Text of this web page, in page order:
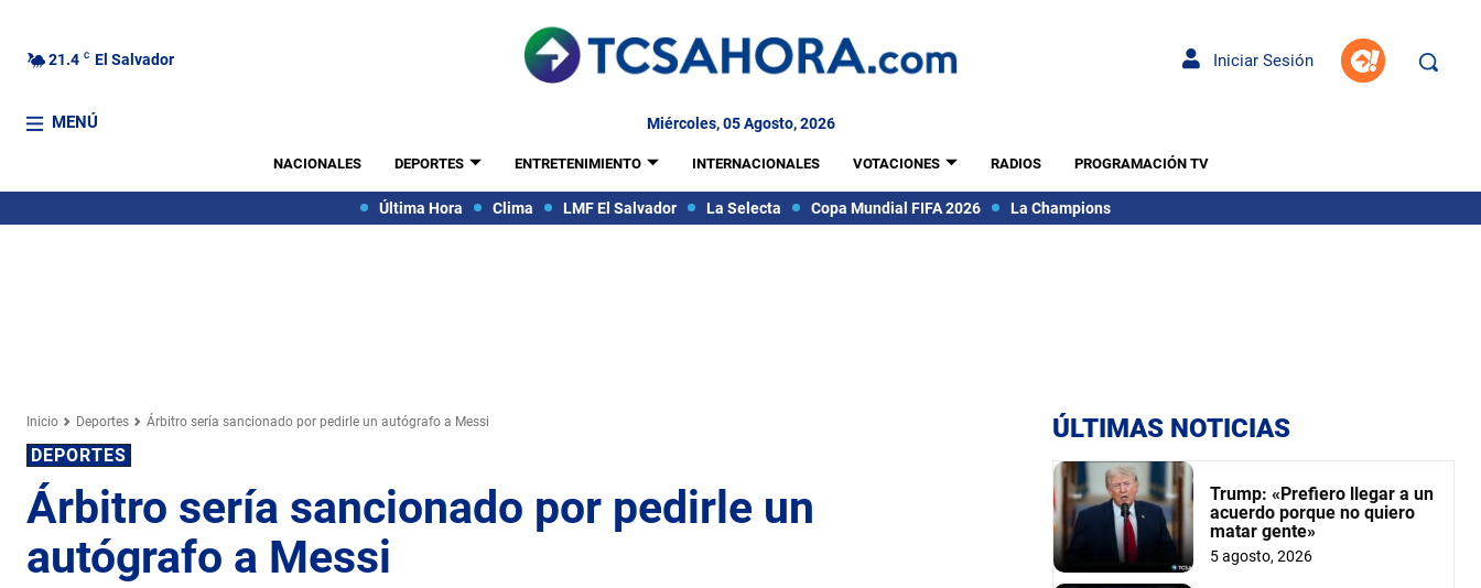
21.4 C El Salvador Iniciar Sesión
MENÚ Miércoles, 05 Agosto, 2026
NACIONALES DEPORTES ENTRETENIMIENTO INTERNACIONALES VOTACIONES RADIOS PROGRAMACIÓN TV
Última Hora Clima LMF El Salvador La Selecta Copa Mundial FIFA 2026 La Champions
Inicio Deportes Árbitro sería sancionado por pedirle un autógrafo a Messi
DEPORTES
Árbitro sería sancionado por pedirle un
autógrafo a Messi
ÚLTIMAS NOTICIAS
Trump: «Prefiero llegar a un
acuerdo porque no quiero
matar gente»
5 agosto, 2026